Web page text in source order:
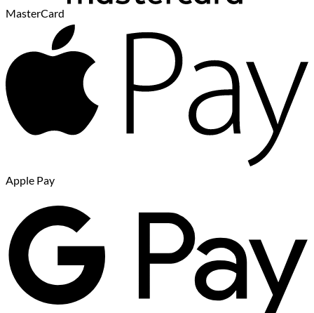
MasterCard
Apple Pay